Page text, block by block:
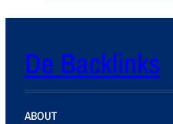
De Backlinks
ABOUT